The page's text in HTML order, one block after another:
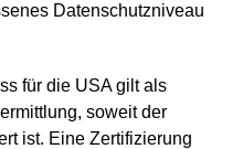
Datenschutzniveau
für die USA gilt als
soweit der
ist. Eine Zertifizierung